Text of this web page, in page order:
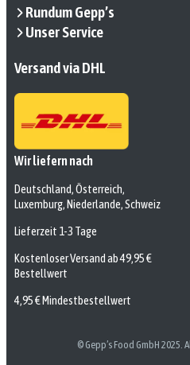
Rundum Gepp’s
Unser Service
Versand via DHL
Wir liefern nach
Deutschland, Österreich,
Luxemburg, Niederlande, Schweiz
Lieferzeit 1-3 Tage
Kostenloser Versand ab 49,95 €
Bestellwert
4,95 € Mindestbestellwert
© Gepp’s Food GmbH 2025.